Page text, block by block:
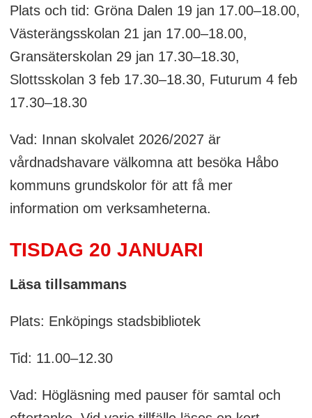
Plats och tid: Gröna Dalen 19 jan 17.00–18.00,
Västerängsskolan 21 jan 17.00–18.00,
Gransäterskolan 29 jan 17.30–18.30,
Slottsskolan 3 feb 17.30–18.30, Futurum 4 feb
17.30–18.30
Vad: Innan skolvalet 2026/2027 är
vårdnadshavare välkomna att besöka Håbo
kommuns grundskolor för att få mer
information om verksamheterna.
TISDAG 20 JANUARI
Läsa tillsammans
Plats: Enköpings stadsbibliotek
Tid: 11.00–12.30
Vad: Högläsning med pauser för samtal och